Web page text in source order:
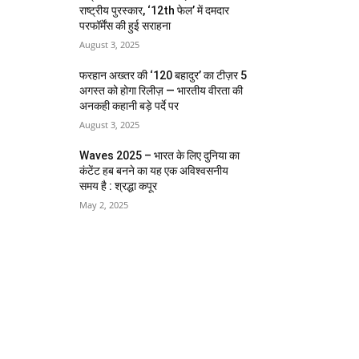
राष्ट्रीय पुरस्कार, ‘12th फेल’ में दमदार
परफॉर्मेंस की हुई सराहना
August 3, 2025
फरहान अख्तर की ‘120 बहादुर’ का टीज़र 5
अगस्त को होगा रिलीज़ — भारतीय वीरता की
अनकही कहानी बड़े पर्दे पर
August 3, 2025
Waves 2025 – भारत के लिए दुनिया का
कंटेंट हब बनने का यह एक अविश्वसनीय
समय है : श्रद्धा कपूर
May 2, 2025